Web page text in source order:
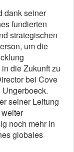
dank seiner
fundierten
strategischen
um die
die Zukunft zu
bei Cove
seiner Leitung
noch mehr in
globales